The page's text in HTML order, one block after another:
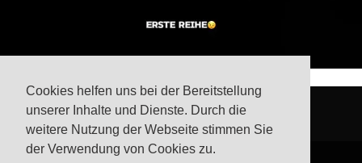
Cookies helfen uns bei der Bereitstellung
unserer Inhalte und Dienste. Durch die
weitere Nutzung der Webseite stimmen Sie
der Verwendung von Cookies zu.